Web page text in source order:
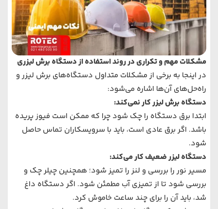
مشکلات مهم و تکراری در روند استفاده از دستگاه برش لیزری
در اینجا به برخی از مشکلات متداول دستگاه‌های برش لیزر و
راه‌حل‌های آن‌ها اشاره می‌شود:
دستگاه برش لیزر کار نمی‌کند:
ابتدا برق دستگاه را چک شود چرا که ممکن است فیوز پریده
باشد. اگر برق عادی است، باید با سرویسکاران تماس حاصل
شود.
دستگاه لیزر ضعیف کار می‌کند:
مسیر نور را بررسی و لنز را تمیز شود؛ همچنین چیلر چک و
بررسی شود تا از تمیزی آب مطمئن شود. اگر دستگاه داغ
شد، باید آن را برای چند ساعت خاموش کرد.